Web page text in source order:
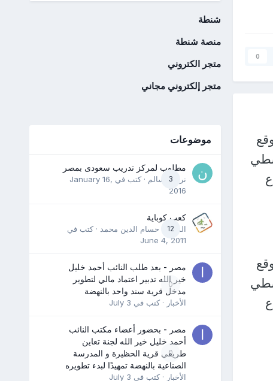
0
شنطة
منصة شنطة
متجر الكتروني
متجر إلكتروني مجاني
موضوعات
3
مطلوب لمركز تدريب سعودى بمصر
نرمين سالم · كتب في January 16,
2016
12
كعب كوباية
المدرب حسام الدين محمد · كتب في
June 4, 2011
0
مصر - بعد طلب النائب أحمد خليل
خير الله تدبير اعتماد مالي لتطوير
مدخل قرية سند واحد بالنهضة
الأخبار · كتب في July 3
0
مصر - بحضور أعضاء مكتب النائب
أحمد خليل خير الله لجنة تعاين
طريقي قرية الحظيرة و المدرسة
الصناعية بالنهضة تمهيدًا لبدء تطويره
الأخبار · كتب في July 3